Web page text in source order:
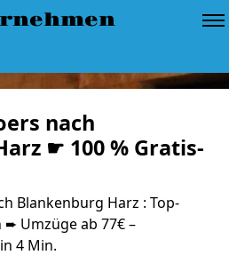
nach
☛ 100 % Gratis-
Blankenburg Harz : Top-
Umzüge ab 77€ –
4 Min.